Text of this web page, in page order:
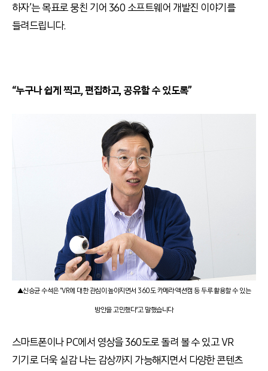
하자’는 목표로 뭉친 기어 360 소프트웨어 개발진 이야기를
들려드립니다.
“누구나 쉽게 찍고, 편집하고, 공유할 수 있도록”
▲신승균 수석은 "VR에 대한 관심이 높아지면서 360도 카메라·액션캠 등 두루 활용할 수 있는
방안을 고민했다"고 말했습니다
스마트폰이나 PC에서 영상을 360도로 돌려 볼 수 있고 VR
기기로 더욱 실감 나는 감상까지 가능해지면서 다양한 콘텐츠